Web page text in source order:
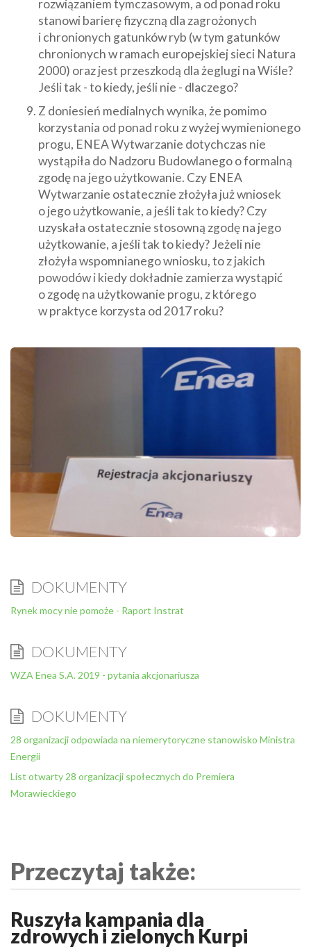
rozwiązaniem tymczasowym, a od ponad roku
stanowi barierę fizyczną dla zagrożonych
i chronionych gatunków ryb (w tym gatunków
chronionych w ramach europejskiej sieci Natura
2000) oraz jest przeszkodą dla żeglugi na Wiśle?
Jeśli tak - to kiedy, jeśli nie - dlaczego?
Z doniesień medialnych wynika, że pomimo
korzystania od ponad roku z wyżej wymienionego
progu, ENEA Wytwarzanie dotychczas nie
wystąpiła do Nadzoru Budowlanego o formalną
zgodę na jego użytkowanie. Czy ENEA
Wytwarzanie ostatecznie złożyła już wniosek
o jego użytkowanie, a jeśli tak to kiedy? Czy
uzyskała ostatecznie stosowną zgodę na jego
użytkowanie, a jeśli tak to kiedy? Jeżeli nie
złożyła wspomnianego wniosku, to z jakich
powodów i kiedy dokładnie zamierza wystąpić
o zgodę na użytkowanie progu, z którego
w praktyce korzysta od 2017 roku?
DOKUMENTY
Rynek mocy nie pomoże - Raport Instrat
DOKUMENTY
WZA Enea S.A. 2019 - pytania akcjonariusza
DOKUMENTY
28 organizacji odpowiada na niemerytoryczne stanowisko Ministra
Energii
List otwarty 28 organizacji społecznych do Premiera
Morawieckiego
Przeczytaj także:
Ruszyła kampania dla
zdrowych i zielonych Kurpi